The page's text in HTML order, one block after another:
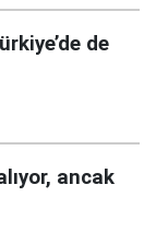
de
ancak